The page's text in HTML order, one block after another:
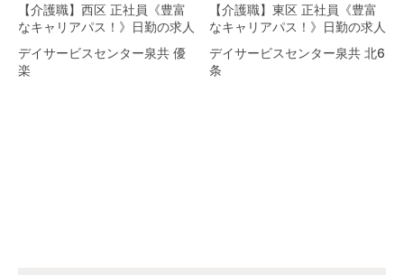
【介護職】西区 正社員《豊富
なキャリアパス！》日勤の求人
デイサービスセンター泉共 優
楽
【介護職】東区 正社員《豊富
なキャリアパス！》日勤の求人
デイサービスセンター泉共 北6
条